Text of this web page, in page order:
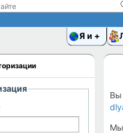
Я и
Вы
Мы